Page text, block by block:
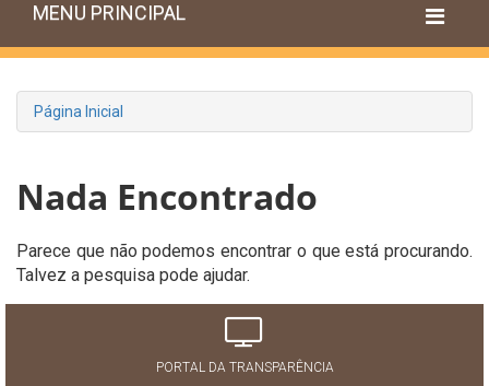
MENU PRINCIPAL
Página Inicial
Nada Encontrado
Parece que não podemos encontrar o que está procurando.
Talvez a pesquisa pode ajudar.
PORTAL DA TRANSPARÊNCIA